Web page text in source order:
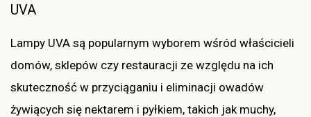
UVA
Lampy UVA są popularnym wyborem wśród właścicieli
domów, sklepów czy restauracji ze względu na ich
skuteczność w przyciąganiu i eliminacji owadów
żywiących się nektarem i pyłkiem, takich jak muchy,